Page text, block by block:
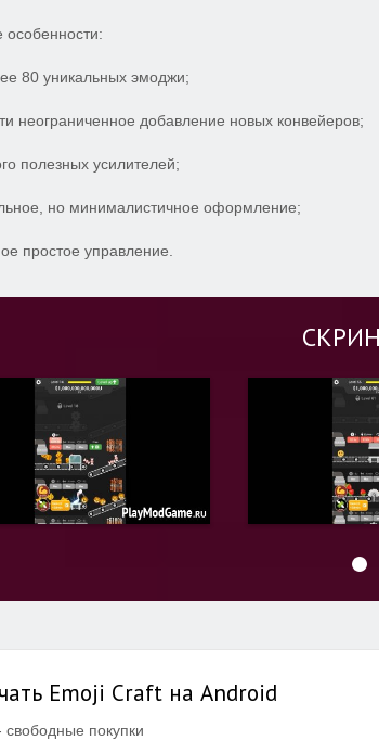
80 уникальных эмоджи;
неограниченное добавление новых конвейеров;
полезных усилителей;
но минималистичное оформление;
простое управление.
Emoji Craft на Android
покупки